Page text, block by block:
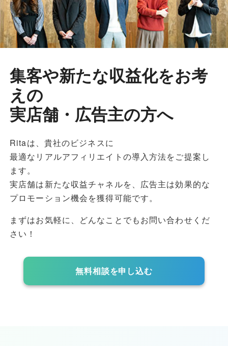
集客や新たな収益化をお考
えの
実店舗・広告主の方へ
Ritaは、貴社のビジネスに
最適なリアルアフィリエイトの導入方法をご提案し
ます。
実店舗は新たな収益チャネルを、 広告主は効果的な
プロモーション機会を獲得可能です。
まずはお気軽に、どんなことでもお問い合わせくだ
さい！
無料相談を申し込む